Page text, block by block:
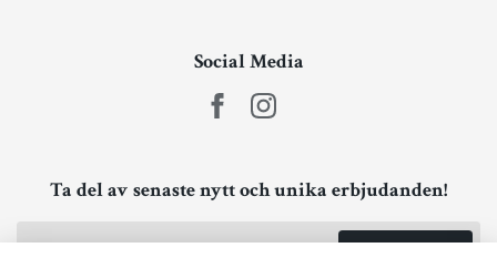
Social Media
Ta del av senaste nytt och unika erbjudanden!